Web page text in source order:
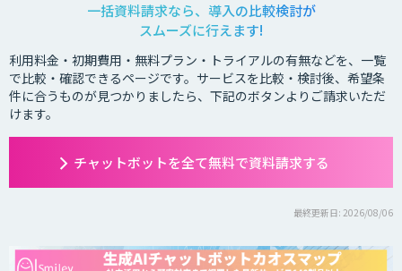
一括資料請求なら、導入の比較検討が
スムーズに行えます!
利用料金・初期費用・無料プラン・トライアルの有無などを、一覧
で比較・確認できるページです。サービスを比較・検討後、希望条
件に合うものが見つかりましたら、下記のボタンよりご請求いただ
けます。
チャットボットを全て無料で資料請求する
最終更新日: 2026/08/06